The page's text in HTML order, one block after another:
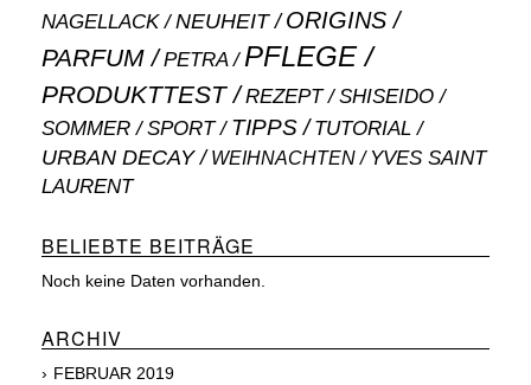
NAGELLACK NEUHEIT ORIGINS
PARFUM PETRA PFLEGE
PRODUKTTEST REZEPT SHISEIDO
SOMMER SPORT TIPPS TUTORIAL
URBAN DECAY WEIHNACHTEN
YVES SAINT
LAURENT
BELIEBTE BEITRÄGE
Noch keine Daten vorhanden.
ARCHIV
FEBRUAR 2019